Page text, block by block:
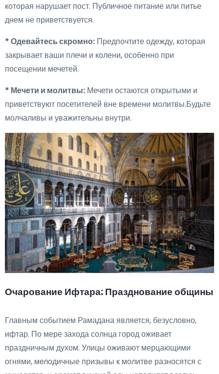
которая нарушает пост. Публичное питание или питье
днем не приветствуется.
* Одевайтесь скромно: Предпочтите одежду, которая
закрывает ваши плечи и колени, особенно при
посещении мечетей.
* Мечети и молитвы: Мечети остаются открытыми и
приветствуют посетителей вне времени молитвы.Будьте
молчаливы и уважительны внутри.
Очарование Ифтара: Празднование общины
Главным событием Рамадана является, безусловно,
ифтар. По мере захода солнца город оживает
праздничным духом. Улицы оживают мерцающими
огнями, мелодичные призывы к молитве разносятся с